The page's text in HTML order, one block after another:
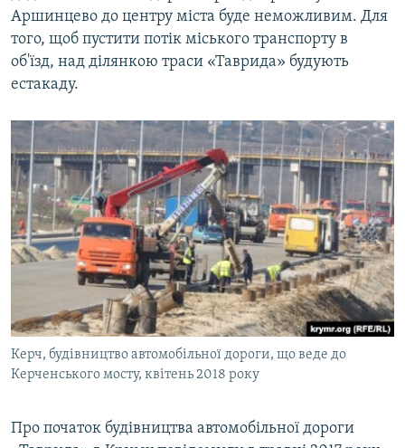
Аршинцево до центру міста буде неможливим. Для
того, щоб пустити потік міського транспорту в
об'їзд, над ділянкою траси «Таврида» будують
естакаду.
Керч, будівництво автомобільної дороги, що веде до
Керченського мосту, квітень 2018 року
Про початок будівництва автомобільної дороги